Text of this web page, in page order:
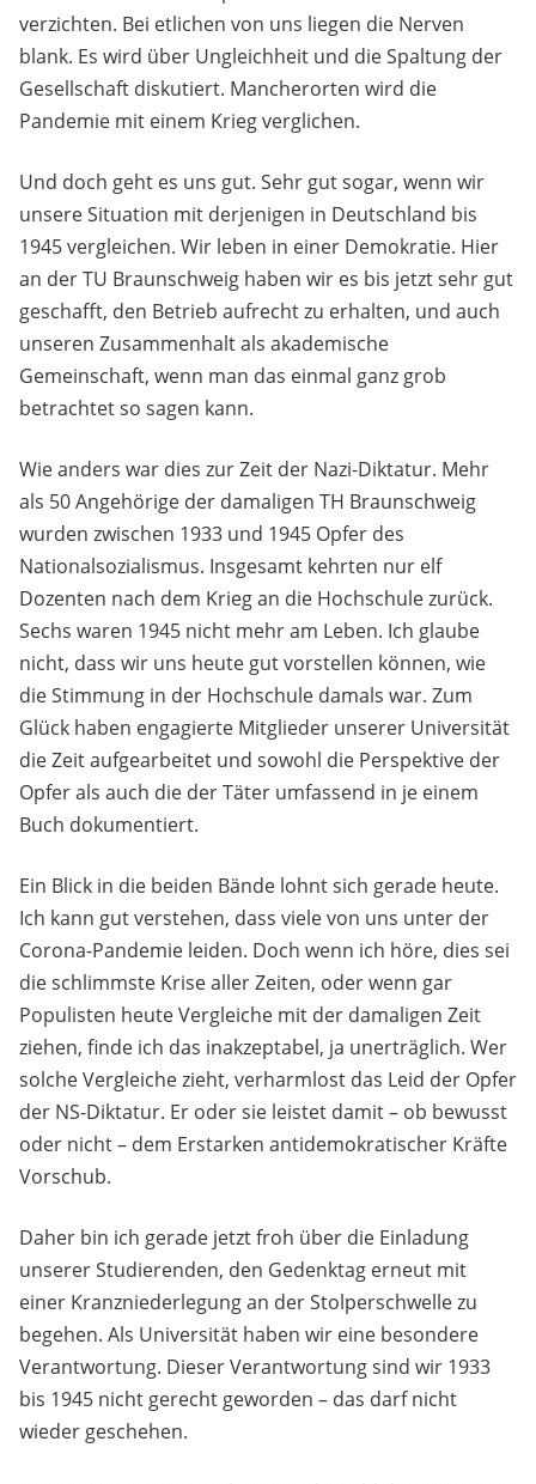
verzichten. Bei etlichen von uns liegen die Nerven
blank. Es wird über Ungleichheit und die Spaltung der
Gesellschaft diskutiert. Mancherorten wird die
Pandemie mit einem Krieg verglichen.
Und doch geht es uns gut. Sehr gut sogar, wenn wir
unsere Situation mit derjenigen in Deutschland bis
1945 vergleichen. Wir leben in einer Demokratie. Hier
an der TU Braunschweig haben wir es bis jetzt sehr gut
geschafft, den Betrieb aufrecht zu erhalten, und auch
unseren Zusammenhalt als akademische
Gemeinschaft, wenn man das einmal ganz grob
betrachtet so sagen kann.
Wie anders war dies zur Zeit der Nazi-Diktatur. Mehr
als 50 Angehörige der damaligen TH Braunschweig
wurden zwischen 1933 und 1945 Opfer des
Nationalsozialismus. Insgesamt kehrten nur elf
Dozenten nach dem Krieg an die Hochschule zurück.
Sechs waren 1945 nicht mehr am Leben. Ich glaube
nicht, dass wir uns heute gut vorstellen können, wie
die Stimmung in der Hochschule damals war. Zum
Glück haben engagierte Mitglieder unserer Universität
die Zeit aufgearbeitet und sowohl die Perspektive der
Opfer als auch die der Täter umfassend in je einem
Buch dokumentiert.
Ein Blick in die beiden Bände lohnt sich gerade heute.
Ich kann gut verstehen, dass viele von uns unter der
Corona-Pandemie leiden. Doch wenn ich höre, dies sei
die schlimmste Krise aller Zeiten, oder wenn gar
Populisten heute Vergleiche mit der damaligen Zeit
ziehen, finde ich das inakzeptabel, ja unerträglich. Wer
solche Vergleiche zieht, verharmlost das Leid der Opfer
der NS-Diktatur. Er oder sie leistet damit – ob bewusst
oder nicht – dem Erstarken antidemokratischer Kräfte
Vorschub.
Daher bin ich gerade jetzt froh über die Einladung
unserer Studierenden, den Gedenktag erneut mit
einer Kranzniederlegung an der Stolperschwelle zu
begehen. Als Universität haben wir eine besondere
Verantwortung. Dieser Verantwortung sind wir 1933
bis 1945 nicht gerecht geworden – das darf nicht
wieder geschehen.